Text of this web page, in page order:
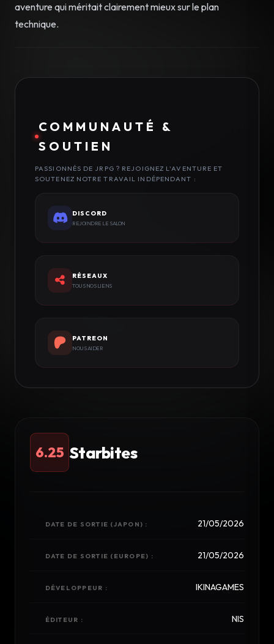
aventure qui méritait clairement mieux sur le plan
technique.
COMMUNAUTÉ &
SOUTIEN
PASSIONNÉS DE JRPG ? REJOIGNEZ L'AVENTURE ET
SOUTENEZ NOTRE TRAVAIL INDÉPENDANT :
DISCORD
REJOINDRE LE SALON
RÉSEAUX
TOUS NOS LIENS
PATREON
NOUS AIDER
6.25 Starbites
DATE DE SORTIE (JAPON) : 21/05/2026
DATE DE SORTIE (EUROPE) : 21/05/2026
DÉVELOPPEUR : IKINAGAMES
ÉDITEUR : NIS